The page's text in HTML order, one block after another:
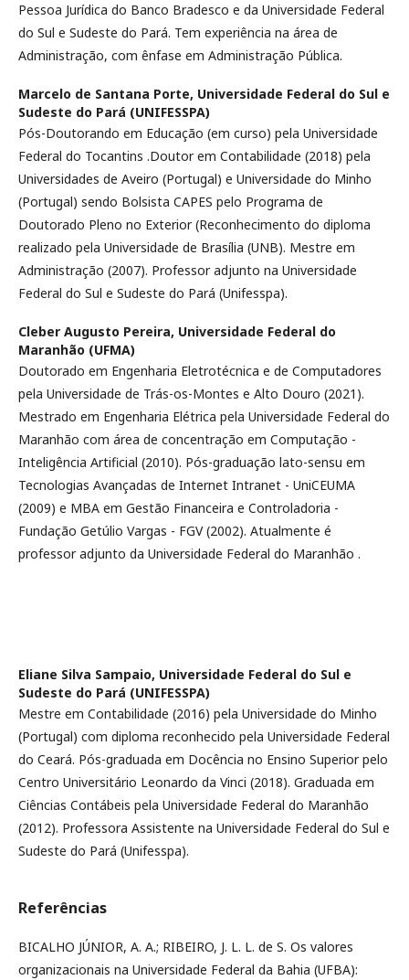
Pessoa Jurídica do Banco Bradesco e da Universidade Federal
do Sul e Sudeste do Pará. Tem experiência na área de
Administração, com ênfase em Administração Pública.
Marcelo de Santana Porte, Universidade Federal do Sul e
Sudeste do Pará (UNIFESSPA)
Pós-Doutorando em Educação (em curso) pela Universidade
Federal do Tocantins .Doutor em Contabilidade (2018) pela
Universidades de Aveiro (Portugal) e Universidade do Minho
(Portugal) sendo Bolsista CAPES pelo Programa de
Doutorado Pleno no Exterior (Reconhecimento do diploma
realizado pela Universidade de Brasília (UNB). Mestre em
Administração (2007). Professor adjunto na Universidade
Federal do Sul e Sudeste do Pará (Unifesspa).
Cleber Augusto Pereira, Universidade Federal do
Maranhão (UFMA)
Doutorado em Engenharia Eletrotécnica e de Computadores
pela Universidade de Trás-os-Montes e Alto Douro (2021).
Mestrado em Engenharia Elétrica pela Universidade Federal do
Maranhão com área de concentração em Computação -
Inteligência Artificial (2010). Pós-graduação lato-sensu em
Tecnologias Avançadas de Internet Intranet - UniCEUMA
(2009) e MBA em Gestão Financeira e Controladoria -
Fundação Getúlio Vargas - FGV (2002). Atualmente é
professor adjunto da Universidade Federal do Maranhão .
Eliane Silva Sampaio, Universidade Federal do Sul e
Sudeste do Pará (UNIFESSPA)
Mestre em Contabilidade (2016) pela Universidade do Minho
(Portugal) com diploma reconhecido pela Universidade Federal
do Ceará. Pós-graduada em Docência no Ensino Superior pelo
Centro Universitário Leonardo da Vinci (2018). Graduada em
Ciências Contábeis pela Universidade Federal do Maranhão
(2012). Professora Assistente na Universidade Federal do Sul e
Sudeste do Pará (Unifesspa).
Referências
BICALHO JÚNIOR, A. A.; RIBEIRO, J. L. L. de S. Os valores
organizacionais na Universidade Federal da Bahia (UFBA):